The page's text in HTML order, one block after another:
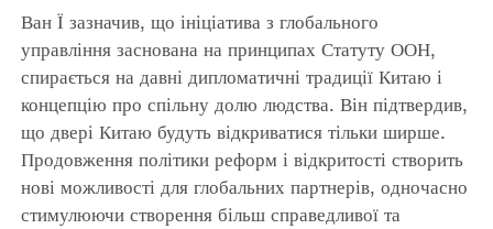
Ван Ї зазначив, що ініціатива з глобального
управління заснована на принципах Статуту ООН,
спирається на давні дипломатичні традиції Китаю і
концепцію про спільну долю людства. Він підтвердив,
що двері Китаю будуть відкриватися тільки ширше.
Продовження політики реформ і відкритості створить
нові можливості для глобальних партнерів, одночасно
стимулюючи створення більш справедливої та